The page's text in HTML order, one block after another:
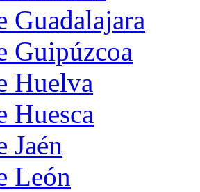
Guadalajara
Guipúzcoa
Huelva
Huesca
Jaén
León